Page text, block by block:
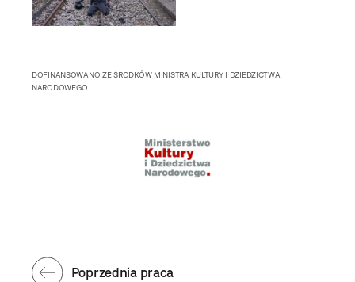
DOFINANSOWANO ZE ŚRODKÓW MINISTRA KULTURY I DZIEDZICTWA
NARODOWEGO
Poprzednia praca